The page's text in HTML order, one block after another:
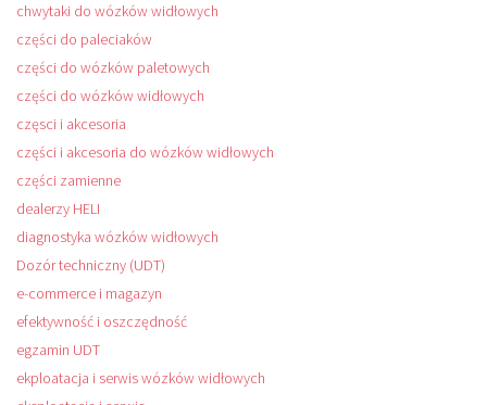
chwytaki do wózków widłowych
części do paleciaków
części do wózków paletowych
części do wózków widłowych
częsci i akcesoria
części i akcesoria do wózków widłowych
części zamienne
dealerzy HELI
diagnostyka wózków widłowych
Dozór techniczny (UDT)
e-commerce i magazyn
efektywność i oszczędność
egzamin UDT
ekploatacja i serwis wózków widłowych